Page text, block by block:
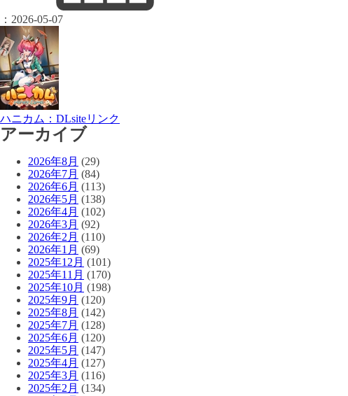
： 2026-05-07
ハニカム：DLsiteリンク
アーカイブ
2026年8月 (29)
2026年7月 (84)
2026年6月 (113)
2026年5月 (138)
2026年4月 (102)
2026年3月 (92)
2026年2月 (110)
2026年1月 (69)
2025年12月 (101)
2025年11月 (170)
2025年10月 (198)
2025年9月 (120)
2025年8月 (142)
2025年7月 (128)
2025年6月 (120)
2025年5月 (147)
2025年4月 (127)
2025年3月 (116)
2025年2月 (134)